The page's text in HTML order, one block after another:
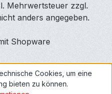
Mehrwertsteuer zzgl.
anders angegeben.
Shopware
Cookies, um eine
bieten zu können.